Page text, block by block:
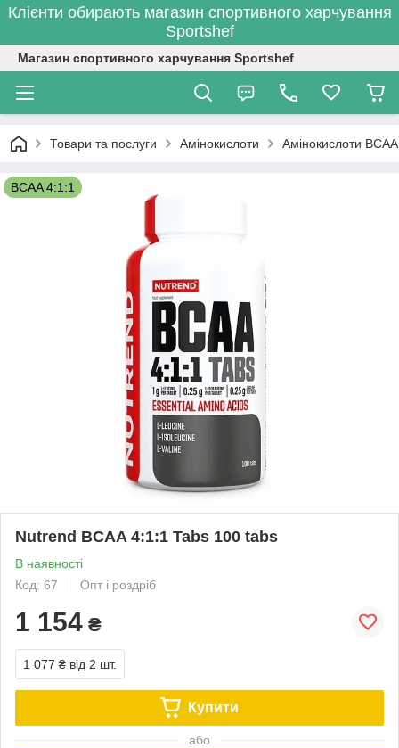
Клієнти обирають магазин спортивного харчування
Sportshef
Магазин спортивного харчування Sportshef
Товари та послуги Амінокислоти Амінокислоти BCAA
BCAA 4:1:1
Nutrend BCAA 4:1:1 Tabs 100 tabs
В наявності
Код: 67
Опт і роздріб
1 154 ₴
1 077 ₴ від 2 шт.
Купити
або